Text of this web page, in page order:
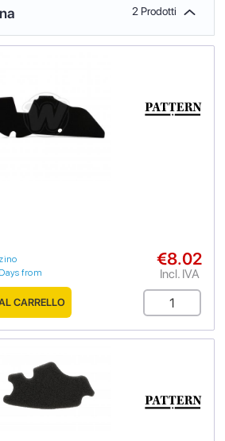
2 Prodotti
from
€8.02
Incl. IVA
CARRELLO